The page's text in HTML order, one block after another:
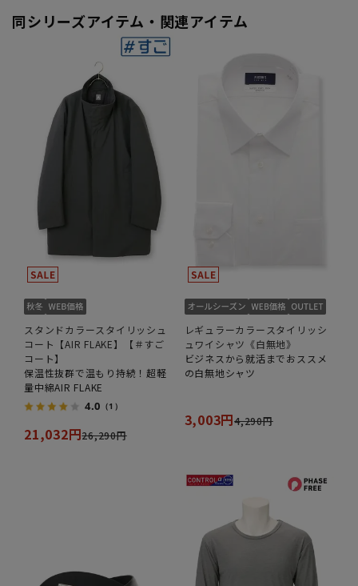
同シリーズアイテム・関連アイテム
スタンドカラースタイリッシュ
コート【AIR FLAKE】【＃すご
コート】
保温性抜群で温もり持続！超軽
量中綿AIR FLAKE
4.0 （1）
21,032円26,290円
レギュラーカラースタイリッシ
ュワイシャツ《白無地》
ビジネスから就活までおススメ
の白無地シャツ
3,003円4,290円